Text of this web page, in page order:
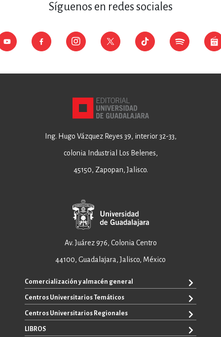
Síguenos en redes sociales
Ing. Hugo Vázquez Reyes 39, interior 32-33,
colonia Industrial Los Belenes,
45150, Zapopan, Jalisco.
Av. Juárez 976, Colonia Centro
44100, Guadalajara, Jalisco, México
Comercialización y almacén general
+52 33 3640 6326
+52 33 3640 4595
ventas@editorial.udg.mx
Centros Universitarios Temáticos
CUAAD
CUCEA
Centros Universitarios Regionales
CUALTOS
LIBROS